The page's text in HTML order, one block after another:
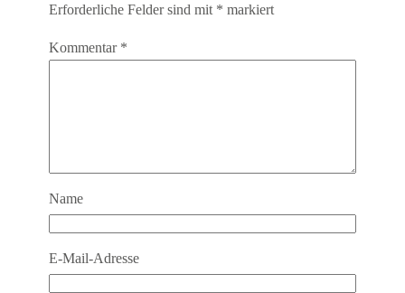
Erforderliche Felder sind mit * markiert
Kommentar *
Name
E-Mail-Adresse